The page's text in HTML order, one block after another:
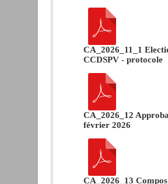
CA_2026_11_1
CCDSPV - protocole
CA_2026_12
février 2026
CA_2026_13